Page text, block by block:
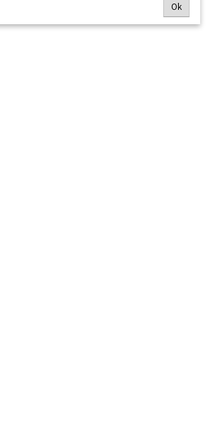
Ok